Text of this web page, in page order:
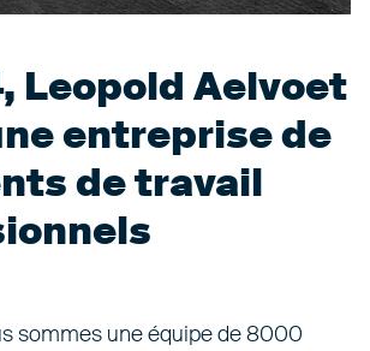
Leopold Aelvoet
entreprise de
de travail
sommes une équipe de 8000